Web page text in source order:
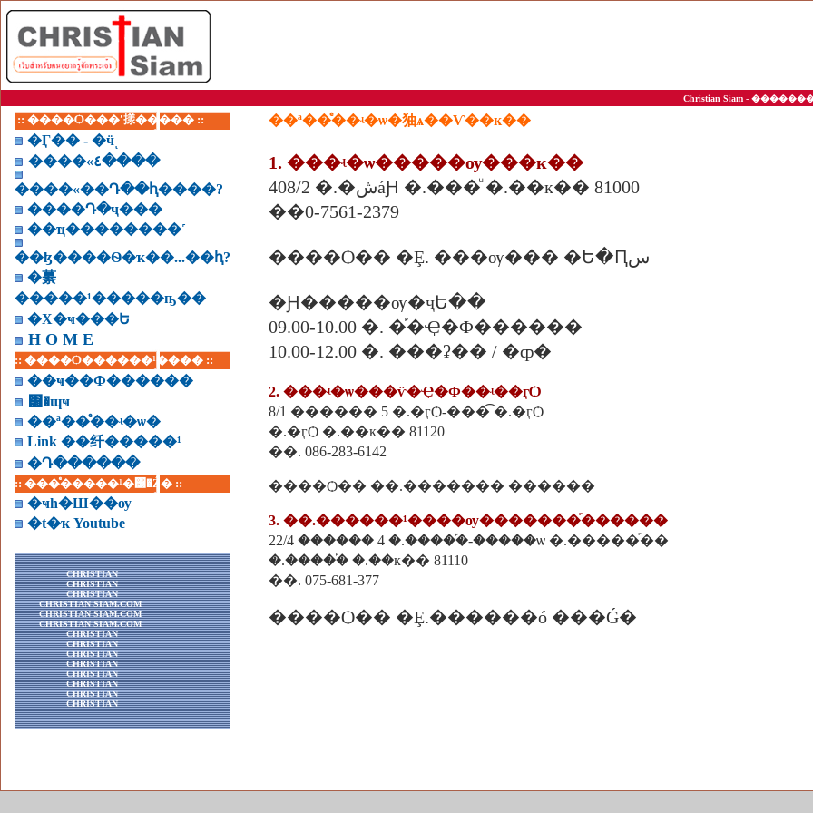
Christian Siam -
:: ����Ѻ���ʹ㨾����� ::
�Ӷ�� - �ӵͺ
����«٤����
����«��Դ��ԧ����?
����Դ�ҷ���
��ҵ��������˹
��ɮ����Ѳ�ҡ��...��ԧ?
�繤
�����¹�����ҧ��
�Ӿ�ҹ���Ե
H O M E
:: ����Ѻ������¹���� ::
��ҹ��Ф������
͸�ɰҹ
��ª��ͤ��ʵ�ѡ�
Link ��纤�����¹
�Դ������
:: ���ͤ�����¹�͹�Ź� ::
�ҹһ�Ш��ѹ
�ŧ�ҡ Youtube
CHRISTIAN
CHRISTIAN
CHRISTIAN
CHRISTIAN SIAM.COM
CHRISTIAN SIAM.COM
CHRISTIAN SIAM.COM
CHRISTIAN
CHRISTIAN
CHRISTIAN
CHRISTIAN
CHRISTIAN
CHRISTIAN
CHRISTIAN
CHRISTIAN
��ª��ͤ��ʵ�ѡ�㹨ѧ��Ѵ��к��
1. ���ʵ�ѡ�����ѹ���к��
408/2 �.�شáԨ �.���ͧ �.��к�� 81000
��0-7561-2379
����Ѻ�� �Ȩ. ���ѹ��� �Ե�Ԥس
�Ԩ�����ѹ�ҷԵ��
09.00-10.00 �. �֡�Ҿ�Ф������
10.00-12.00 �. ���ʡ�� / �ȹ�
2. ���ʵ�ѡ���ѷ�Ҿ�Ф��ʵ��ӷѺ
8/1 ������ 5 �.�ӷѺ-���͡ �.�ӷѺ
�.�ӷѺ �.��к�� 81120
��. 086-283-6142
����Ѻ�� ��.������� ������
3. ��.������¹����ѹ�������֡������
22/4 ������ 4 �.�����֡-�����ѡ �.�����֡��
�.�����֡ �.��к�� 81110
��. 075-681-377
����Ѻ�� �Ȩ.������ó ���Ǵ�